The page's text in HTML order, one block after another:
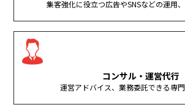
集客強化に役立つ広告やSNSなどの運用
コンサル・運営代行
運営アドバイス、業務委託できる専